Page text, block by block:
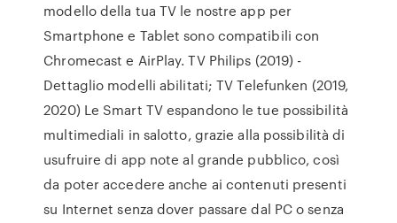
modello della tua TV le nostre app per
Smartphone e Tablet sono compatibili con
Chromecast e AirPlay. TV Philips (2019) -
Dettaglio modelli abilitati; TV Telefunken (2019,
2020) Le Smart TV espandono le tue possibilità
multimediali in salotto, grazie alla possibilità di
usufruire di app note al grande pubblico, così
da poter accedere anche ai contenuti presenti
su Internet senza dover passare dal PC o senza